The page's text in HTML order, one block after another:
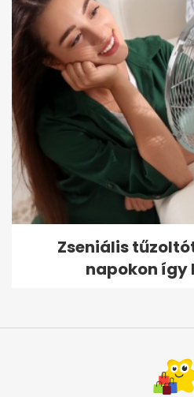
Zseniális
napokon így